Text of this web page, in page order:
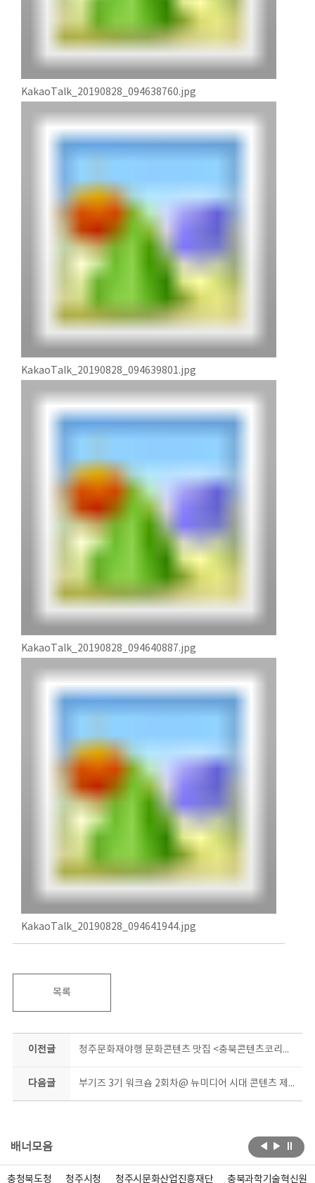
KakaoTalk_20190828_094638760.jpg
KakaoTalk_20190828_094639801.jpg
KakaoTalk_20190828_094640887.jpg
KakaoTalk_20190828_094641944.jpg
목록
이전글 청주문화재야행 문화콘텐츠 맛집 <충북콘텐츠코리아랩>
다음글 부기즈 3기 워크숍 2회차@ 뉴미디어 시대 콘텐츠 제작 강의
배너모음
충청북도청 청주시청 청주시문화산업진흥재단 충북과학기술혁신원